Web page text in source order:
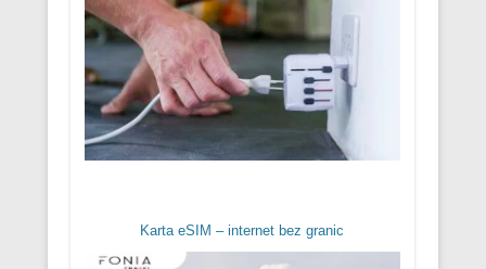
Karta eSIM – internet bez granic